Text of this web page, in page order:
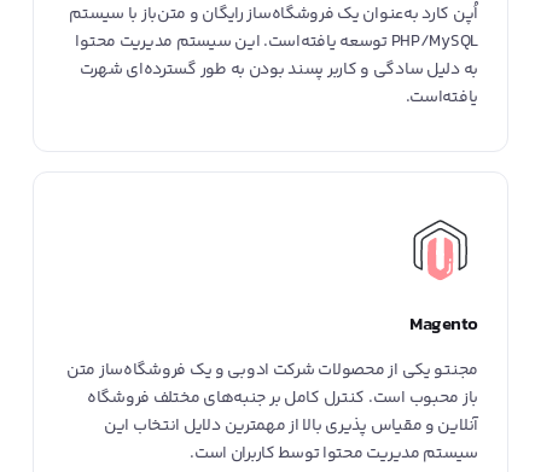
اُپن کارد به‌عنوان یک فروشگاه‌ساز رایگان و متن‌باز با سیستم
PHP/MySQL توسعه یافته‌است. این سیستم مدیریت محتوا
به دلیل سادگی و کاربر پسند بودن به طور گسترده‌ای شهرت
یافته‌است.
Magento
مجنتو یکی از محصولات شرکت ادوبی و یک فروشگاه‌ساز متن
باز محبوب است. کنترل کامل بر جنبه‌های مختلف فروشگاه
آنلاین و مقیاس پذیری بالا از مهمترین دلایل انتخاب این
سیستم مدیریت محتوا توسط کاربران است.